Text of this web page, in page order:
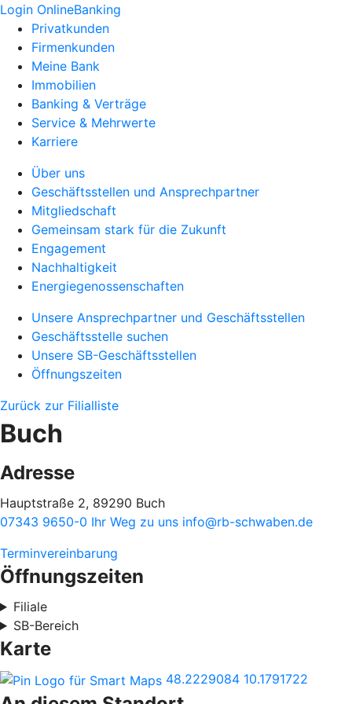
Login OnlineBanking
Privatkunden
Firmenkunden
Meine Bank
Immobilien
Banking & Verträge
Service & Mehrwerte
Karriere
Über uns
Geschäftsstellen und Ansprechpartner
Mitgliedschaft
Gemeinsam stark für die Zukunft
Engagement
Nachhaltigkeit
Energiegenossenschaften
Unsere Ansprechpartner und Geschäftsstellen
Geschäftsstelle suchen
Unsere SB-Geschäftsstellen
Öffnungszeiten
Zurück zur Filialliste
Buch
Adresse
Hauptstraße 2, 89290 Buch
07343 9650-0 Ihr Weg zu uns info@rb-schwaben.de
Terminvereinbarung
Öffnungszeiten
Filiale
SB-Bereich
Karte
48.2229084 10.1791722